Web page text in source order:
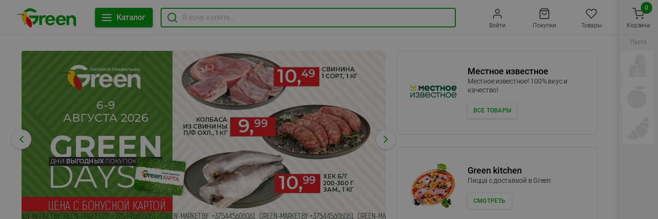
Каталог
Войти Покупки Товары
Местное известное
Местное известное! 100% вкус и
качество!
ВСЕ ТОВАРЫ
Green kitchen
Пицца c доставкой в Green
СМОТРЕТЬ
Корзина
0
Пусто